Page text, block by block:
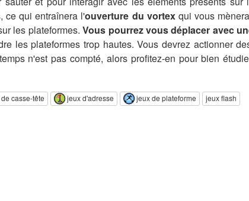
ce qui entraînera l'ouverture du vortexqui vous
les plateformes.Vous pourrez vous déplacer avec
les plateformes trop hautes. Vous devrez actionner
n'est pas compté, alors profitez-en pour bien
casse-tête jeux d'adresse jeux de plateforme jeux flash